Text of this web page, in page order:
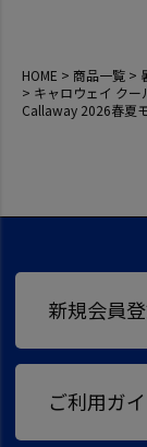
HOME 商品一覧
キャロウェイ ク
Callaway 2026春夏
新規会員
ご利用ガ